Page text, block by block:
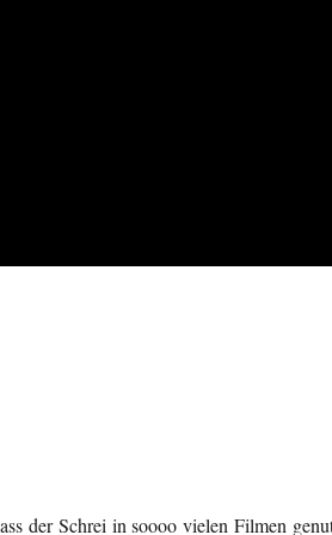
der Schrei in soooo vielen Filmen